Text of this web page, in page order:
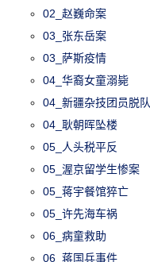
02_赵巍命案
03_张东岳案
03_萨斯疫情
04_华裔女童溺毙
04_新疆杂技团员脱队
04_耿朝晖坠楼
05_人头税平反
05_渥京留学生惨案
05_蒋宇餐馆猝亡
05_许先海车祸
06_病童救助
06_蒋国兵事件